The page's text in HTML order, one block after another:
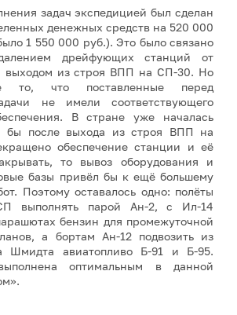
задач экспедицией был сделан
денежных средств на 520 000
1 550 000 руб.). Это было связано
дрейфующих станций от
выходом из строя ВПП на СП-30. Но
то, что поставленные перед
не имели соответствующего
В стране уже началась
бы после выхода из строя ВПП на
обеспечение станции и её
то вывоз оборудования и
базы привёл бы к ещё большему
Поэтому оставалось одно: полёты
выполнять парой Ан-2, с Ил-14
бензин для промежуточной
а бортам Ан-12 подвозить из
авиатопливо Б-91 и Б-95.
оптимальным в данной